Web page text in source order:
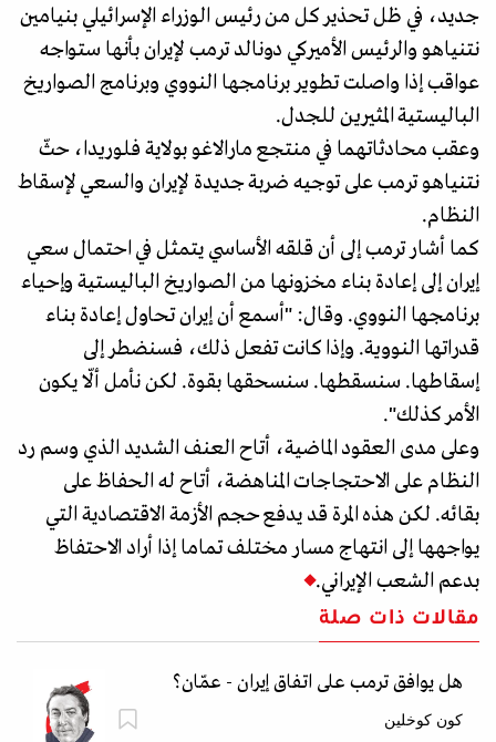
جديد، في ظل تحذير كل من رئيس الوزراء الإسرائيلي بنيامين
نتنياهو والرئيس الأميركي دونالد ترمب لإيران بأنها ستواجه
عواقب إذا واصلت تطوير برنامجها النووي وبرنامج الصواريخ
الباليستية المثيرين للجدل.
وعقب محادثاتهما في منتجع مارالاغو بولاية فلوريدا، حثّ
نتنياهو ترمب على توجيه ضربة جديدة لإيران والسعي لإسقاط
النظام.
كما أشار ترمب إلى أن قلقه الأساسي يتمثل في احتمال سعي
إيران إلى إعادة بناء مخزونها من الصواريخ الباليستية وإحياء
برنامجها النووي. وقال: "أسمع أن إيران تحاول إعادة بناء
قدراتها النووية. وإذا كانت تفعل ذلك، فسنضطر إلى
إسقاطها. سنسقطها. سنسحقها بقوة. لكن نأمل ألّا يكون
الأمر كذلك".
وعلى مدى العقود الماضية، أتاح العنف الشديد الذي وسم رد
النظام على الاحتجاجات المناهضة، أتاح له الحفاظ على
بقائه. لكن هذه المرة قد يدفع حجم الأزمة الاقتصادية التي
يواجهها إلى انتهاج مسار مختلف تماما إذا أراد الاحتفاظ
بدعم الشعب الإيراني.
مقالات ذات صلة
هل يوافق ترمب على اتفاق إيران - عمّان؟
كون كوخلين